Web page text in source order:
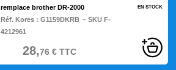
remplace brother DR-2000
Réf. Kores : G1159DKRB – SKU F-
4212961
EN STOCK
28,76€TTC